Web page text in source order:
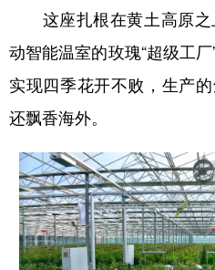
这座扎根在黄土高原之
动智能温室的玫瑰“超级工厂
实现四季花开不败，生产
还飘香海外。